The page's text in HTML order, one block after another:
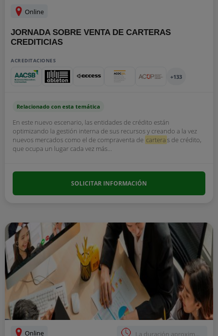
Online
JORNADA SOBRE VENTA DE CARTERAS
CREDITICIAS
ACREDITACIONES
+133
Relacionado con esta temática
En este nuevo escenario, las entidades de crédito están
optimizando la gestión interna de sus recursos y creando a la vez
nuevos mercados como el de compraventa de carteras de crédito,
que ocupa un lugar cada vez más...
SOLICITAR INFORMACIÓN
Online La duración aproxim...